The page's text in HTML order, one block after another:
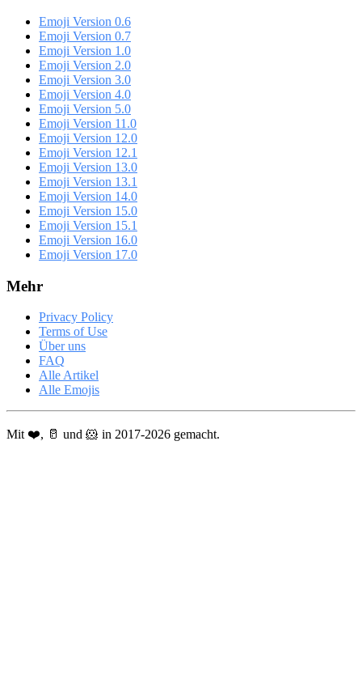
Emoji Version 0.6
Emoji Version 0.7
Emoji Version 1.0
Emoji Version 2.0
Emoji Version 3.0
Emoji Version 4.0
Emoji Version 5.0
Emoji Version 11.0
Emoji Version 12.0
Emoji Version 12.1
Emoji Version 13.0
Emoji Version 13.1
Emoji Version 14.0
Emoji Version 15.0
Emoji Version 15.1
Emoji Version 16.0
Emoji Version 17.0
Mehr
Privacy Policy
Terms of Use
Über uns
FAQ
Alle Artikel
Alle Emojis
Mit ❤️, 🥛 und 🐹 in 2017-2026 gemacht.